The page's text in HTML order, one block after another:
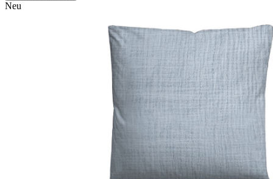
Neu